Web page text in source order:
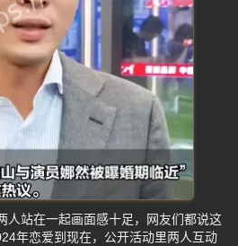
人站在一起画面感十足，网友们都说这
年恋爱到现在，公开活动里两人互动